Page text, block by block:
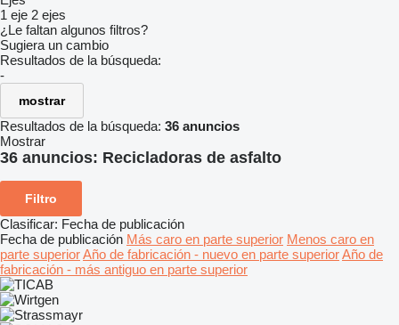
1 eje 2 ejes
¿Le faltan algunos filtros?
Sugiera un cambio
Resultados de la búsqueda:
-
mostrar
Resultados de la búsqueda: 36 anuncios
Mostrar
36 anuncios: Recicladoras de asfalto
Filtro
Clasificar: Fecha de publicación
Fecha de publicación Más caro en parte superior Menos caro en
parte superiorAño de fabricación - nuevo en parte superiorAño de
fabricación - más antiguo en parte superior